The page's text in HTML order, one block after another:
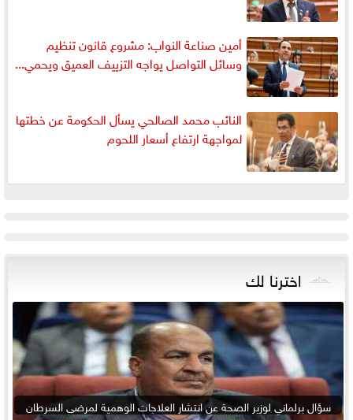
أمين صناعة النواب: مشروع قانون تنظيم
وسائل التواصل يواجه التزييف العميق ويحمي...
النائب محمد الصالحي يسأل الحكومة عن خطتها
لمواجهة ارتفاع أسعار اللحوم
اخترنا لك
سؤال برلماني لوزير الصحة عن انتشار العلاجات الوهمية لمرضى السرطان